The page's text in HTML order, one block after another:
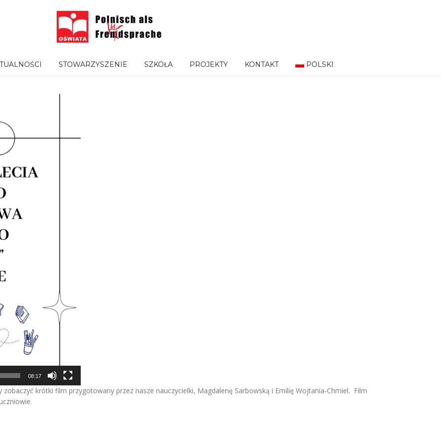
STOWARZYSZENIE SZKOŁA PROJEKTY KONTAKT POLSKI
08:17
krótki film przygotowany przez nasze nauczycielki, Magdalenę Sarbowską i Emilię Wojtania-Chmiel. Film